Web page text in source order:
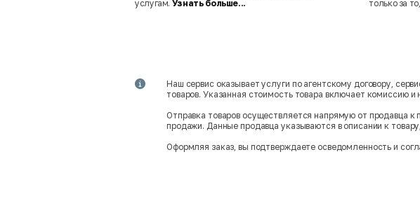
услугам. Узнать больше...
только за
Наш сервис оказывает услуги по агентскому договору,
товаров. Указанная стоимость товара включает комиссию
Отправка товаров осуществляется напрямую от продавца
продажи. Данные продавца указываются в описании к
Оформляя заказ, вы подтверждаете осведомленность и